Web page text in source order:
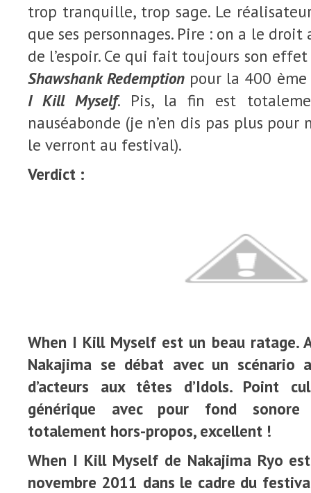
trop tranquille, trop sage. Le
que ses personnages. Pire : on a le
de l’espoir. Ce qui fait toujours son
Shawshank Redemption pour la 400
I Kill Myself. Pis, la fin est
nauséabonde (je n’en dis pas plus pour
le verront au festival).
Verdict :
When I Kill Myself est un beau ratage.
Nakajima se débat avec un scénario
d’acteurs aux têtes d’Idols. Point
générique avec pour fond sonore
totalement hors-propos, excellent !
When I Kill Myself de Nakajima Ryo
novembre 2011 dans le cadre du